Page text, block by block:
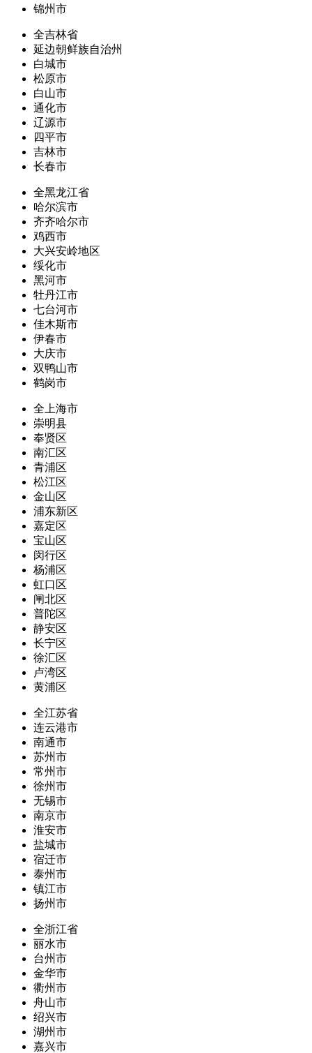
锦州市
全吉林省
延边朝鲜族自治州
白城市
松原市
白山市
通化市
辽源市
四平市
吉林市
长春市
全黑龙江省
哈尔滨市
齐齐哈尔市
鸡西市
大兴安岭地区
绥化市
黑河市
牡丹江市
七台河市
佳木斯市
伊春市
大庆市
双鸭山市
鹤岗市
全上海市
崇明县
奉贤区
南汇区
青浦区
松江区
金山区
浦东新区
嘉定区
宝山区
闵行区
杨浦区
虹口区
闸北区
普陀区
静安区
长宁区
徐汇区
卢湾区
黄浦区
全江苏省
连云港市
南通市
苏州市
常州市
徐州市
无锡市
南京市
淮安市
盐城市
宿迁市
泰州市
镇江市
扬州市
全浙江省
丽水市
台州市
金华市
衢州市
舟山市
绍兴市
湖州市
嘉兴市